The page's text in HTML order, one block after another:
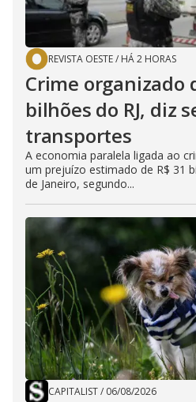
REVISTA OESTE/ HÁ 2 HORAS
Crime organizado
bilhões do RJ, diz
transportes
A economia paralela ligada ao
um prejuízo estimado de R$ 31
de Janeiro, segundo...
CAPITALIST/ 06/08/2026